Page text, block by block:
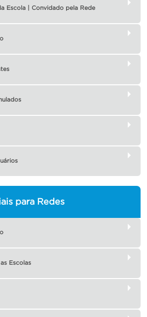
Escola | Convidado pela Rede
para Redes
Escolas